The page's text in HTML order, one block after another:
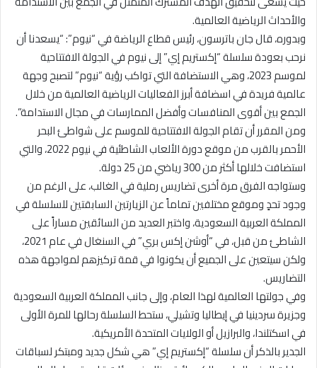
والأحداث الرياضية العالمية.
وبدوره، قال جان باترسون، رئيس قطاع الرياضة في “نيوم”: “يسعدنا أن
نرحب بعودة سلسلة “إكستريم إي” إلى نيوم في الجولة الافتتاحية
لموسم 2023، وهي الاستضافة التي تواكب رؤية “نيوم” لتصبح وجهة
عالمية فريدة في اسضافة أبرز الفعاليات الرياضية العالمية من خلال
الجمع بين أقوى المنافسات وأفضل الممارسات في مجال الاستدامة”.
ومن المقرر أن تقام الجولة الافتتاحية للموسم على شواطئ البحر
الأحمر بالقرب من موقع دورة الألعاب الشاطئية في نيوم 2022، والتي
استضافت خلالها أكثر من 300 رياضي من 25 دولة.
وستواجه الفرق مرة أخرى تضاريس رملية في الغالب، على الرغم من
وجود تحدٍ وموقع مختلفين تماماً عن الزيارتين السابقتين للسلسلة في
المملكة العربية السعودية، واختبر العديد من السائقين مساراً على
الشاطئ من قبل، في “أوشن إكس بري” في السنغال في عام 2021،
ولكن سيتعين على الجميع أن يكونوا في قمة تركيزهم لمواجهة هذه
التضاريس.
وفي جولتها العالمية لهذا العام، وإلى جانب المملكة العربية السعودية
وجزيرة سردينيا في إيطاليا وتشيلي، ستحط السلسلة رحالها للمرة الأولى
في اسكتلندا، والبرازيل أو الولايات المتحدة الأمريكية.
الجدير بالذكر أن سلسلة “إكستريم إي” هي شكل جديد ومبتكر لسباقات